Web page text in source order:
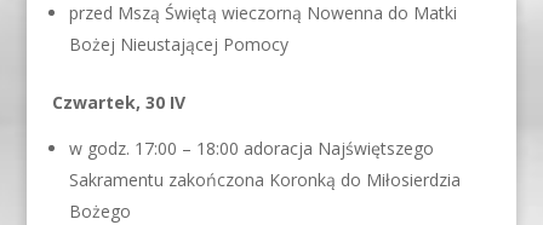
przed Mszą Świętą wieczorną Nowenna do Matki
Bożej Nieustającej Pomocy
Czwartek, 30 IV
w godz. 17:00 – 18:00 adoracja Najświętszego
Sakramentu zakończona Koronką do Miłosierdzia
Bożego